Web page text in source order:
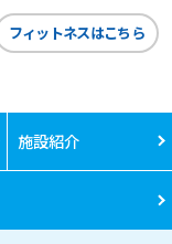
フィットネスはこちら
施設紹介